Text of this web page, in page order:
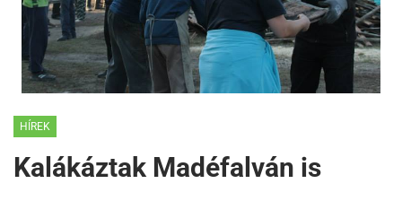
HÍREK
Kalákáztak Madéfalván is